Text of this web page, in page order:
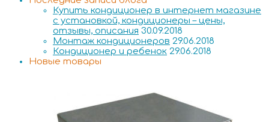
Купить кондиционер в интернет магазине
с установкой, кондиционеры – цены,
отзывы, описания 30.09.2018
Монтаж кондиционеров 29.06.2018
Кондиционер и ребенок 29.06.2018
Новые товары